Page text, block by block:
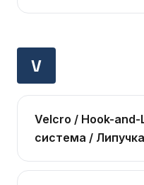
V
Velcro / Hook-and-
система /